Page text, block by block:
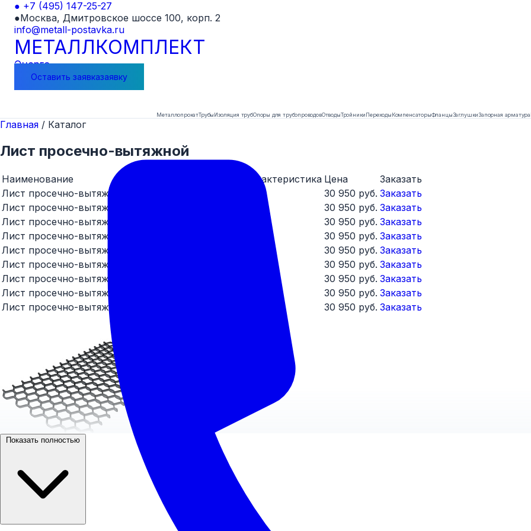
● +7 (495) 147-25-27
●Москва, Дмитровское шоссе 100, корп. 2
info@metall-postavka.ru
МЕТАЛЛКОМПЛЕКТ
Энерго
Оставить заявказаявку
МеталлопрокатТрубыИзоляция трубОпоры для трубопроводовОтводыТройникиПереходыКомпенсаторыФланцыЗаглушкиЗапорная арматура
Главная / Каталог
Лист просечно-вытяжной
Наименование Характеристика Цена
Заказать
Лист просечно-вытяжной ПВ-406х1000х2100 ст3
30 950 руб. Заказать
Лист просечно-вытяжной ПВ-406х1000х3000 ст3
30 950 руб. Заказать
Лист просечно-вытяжной ПВ-408х1000х2300 ст3
30 950 руб. Заказать
Лист просечно-вытяжной ПВ-408х1000х2400 ст3
30 950 руб. Заказать
Лист просечно-вытяжной ПВ-410х1000х2100 ст3
30 950 руб. Заказать
Лист просечно-вытяжной ПВ-506х1000х2200 ст3
30 950 руб. Заказать
Лист просечно-вытяжной ПВ-506х1000х3000 ст3
30 950 руб. Заказать
Лист просечно-вытяжной ПВ-508х1000х2400 ст3
30 950 руб. Заказать
Лист просечно-вытяжной ПВ-510х1000х2200 ст3
30 950 руб. Заказать
За недавнее время листовой прокат стал пользоваться большой популярность не только в строительстве,
машиностроения и судостроения и прочих промышленных областях. Вследствие такой резкой
проката сильно возросли.
Показать полностью